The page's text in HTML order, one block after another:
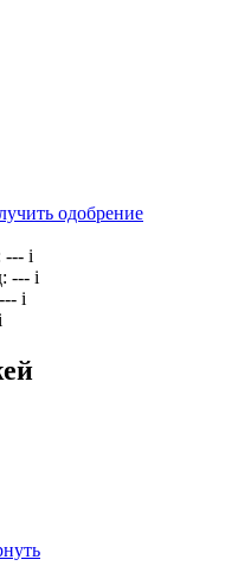
одобрение
--- i
--- i
--- i